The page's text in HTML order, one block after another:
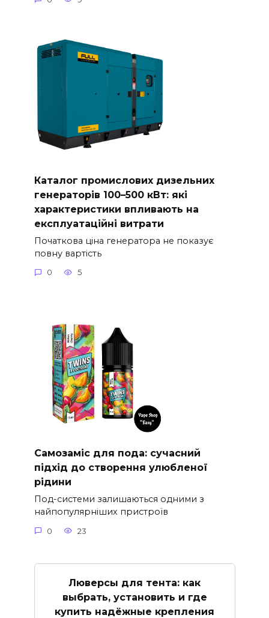
Каталог промислових дизельних
генераторів 100–500 кВт: які
характеристики впливають на
експлуатаційні витрати
Початкова ціна генератора не показує
повну вартість
0 5
Самозаміс для пода: сучасний
підхід до створення улюбленої
рідини
Под-системи залишаються одними з
найпопулярніших пристроїв
0 23
Люверсы для тента: как
выбрать, установить и где
купить надёжные крепления